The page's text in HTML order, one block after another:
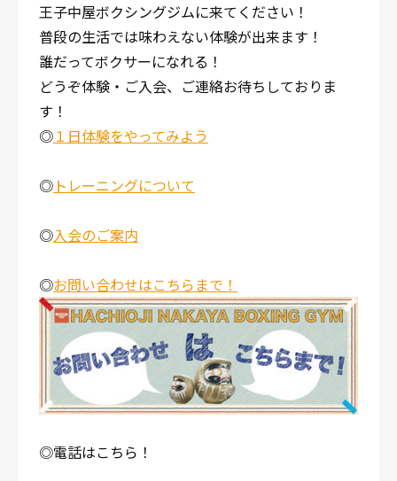
王子中屋ボクシングジムに来てください！
普段の生活では味わえない体験が出来ます！
誰だってボクサーになれる！
どうぞ体験・ご入会、ご連絡お待ちしておりま
す！
◎１日体験をやってみよう
◎ トレーニングについて
◎入会のご案内
◎お問い合わせはこちらまで！
◎電話はこちら！